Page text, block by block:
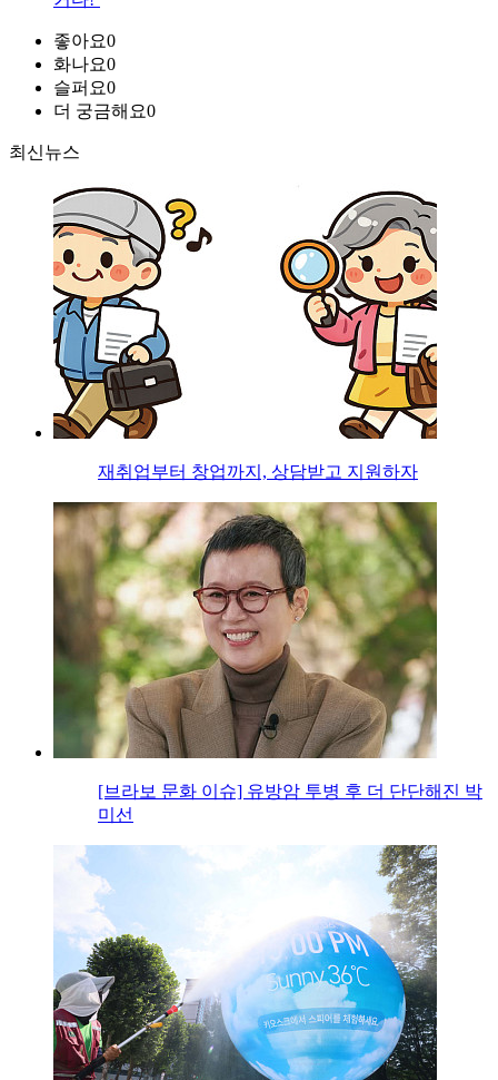
좋아요0
화나요0
슬퍼요0
더 궁금해요0
최신뉴스
재취업부터 창업까지, 상담받고 지원하자
[브라보 문화 이슈] 유방암 투병 후 더 단단해진 박
미선